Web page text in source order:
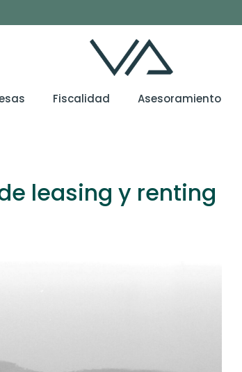
Fiscalidad Asesoramiento
leasing y renting